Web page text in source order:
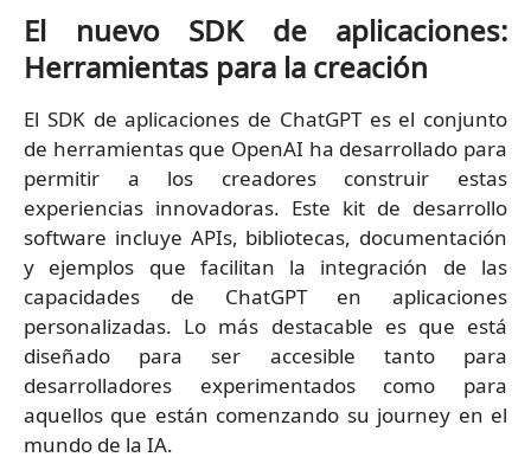
El nuevo SDK de aplicaciones:
Herramientas para la creación
El SDK de aplicaciones de ChatGPT es el conjunto
de herramientas que OpenAI ha desarrollado para
permitir a los creadores construir estas
experiencias innovadoras. Este kit de desarrollo
software incluye APIs, bibliotecas, documentación
y ejemplos que facilitan la integración de las
capacidades de ChatGPT en aplicaciones
personalizadas. Lo más destacable es que está
diseñado para ser accesible tanto para
desarrolladores experimentados como para
aquellos que están comenzando su journey en el
mundo de la IA.